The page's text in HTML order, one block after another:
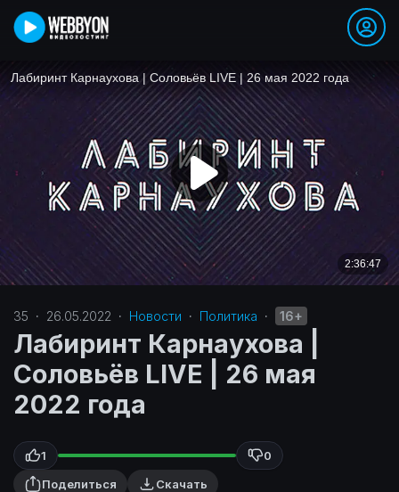
35 · 26.05.2022 · Новости · Политика‎ · 16+
Лабиринт Карнаухова |
Соловьёв LIVE | 26 мая
2022 года
1
0
Поделиться
Скачать